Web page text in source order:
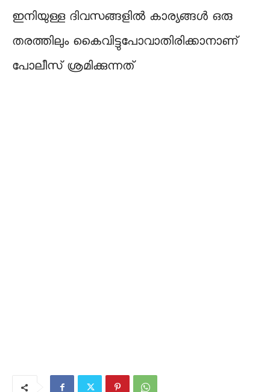
ഇനിയുള്ള ദിവസങ്ങളിൽ കാര്യങ്ങൾ ഒരു
തരത്തിലും കൈവിട്ടുപോവാതിരിക്കാനാണ്
പോലീസ് ശ്രമിക്കുന്നത്